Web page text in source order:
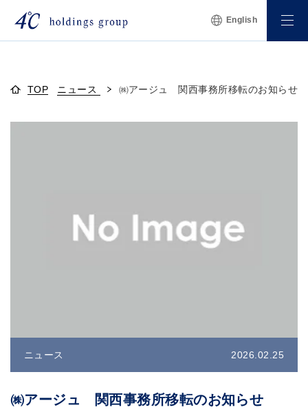
English
TOP ニュース ㈱アージュ 関西事務所移転のお知らせ
ニュース 2026.02.25
㈱アージュ 関西事務所移転のお知らせ